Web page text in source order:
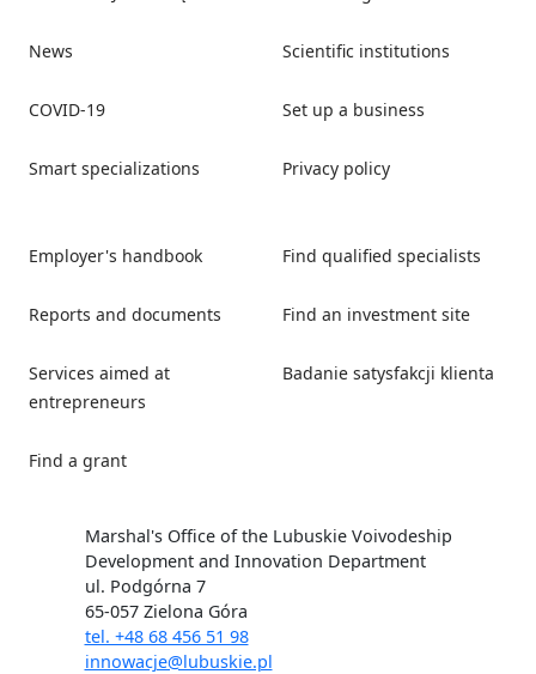
News
COVID-19
Smart specializations
Scientific institutions
Set up a business
Privacy policy
Employer's handbook
Reports and documents
Services aimed at
entrepreneurs
Find a grant
Find qualified specialists
Find an investment site
Badanie satysfakcji klienta
Social media
Marshal's Office of the Lubuskie Voivodeship
Development and Innovation Department
ul. Podgórna 7
65-057 Zielona Góra
tel. +48 68 456 51 98
innowacje@lubuskie.pl